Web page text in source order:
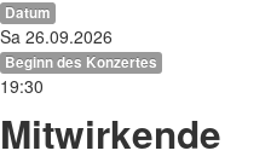
Datum
Sa 26.09.2026
Beginn des Konzertes
19:30
Mitwirkende